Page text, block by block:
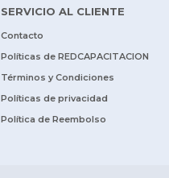
SERVICIO AL CLIENTE
Contacto
Políticas de REDCAPACITACION
Términos y Condiciones
Políticas de privacidad
Política de Reembolso